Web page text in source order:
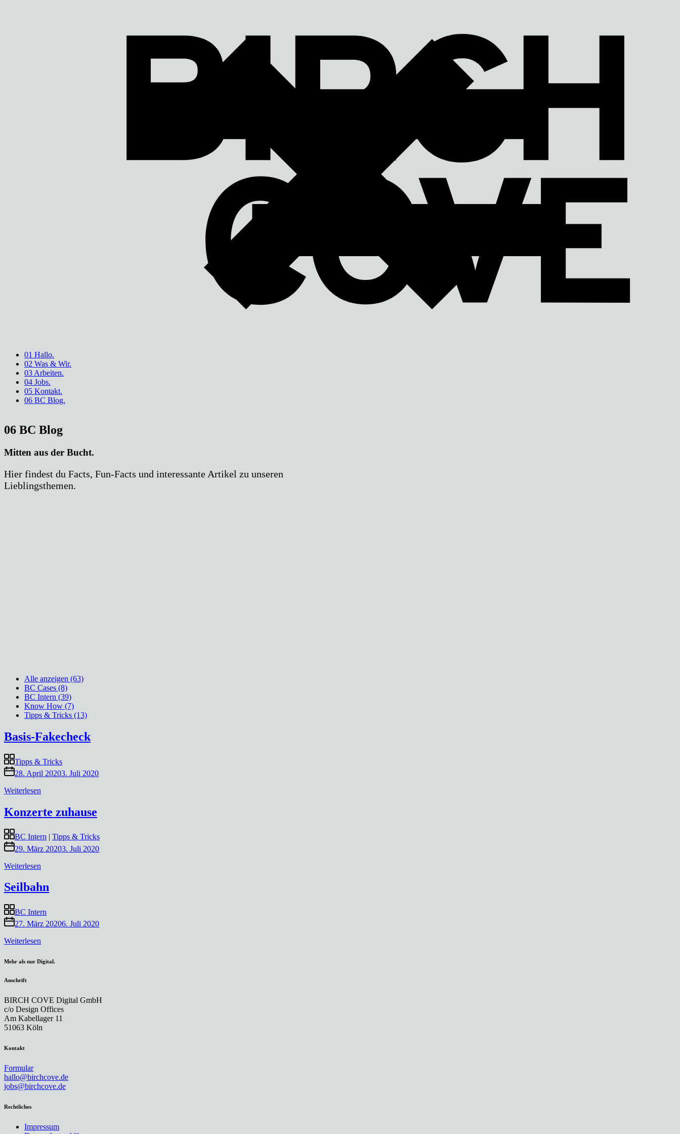
01 Hallo.
02 Was & Wir.
03 Arbeiten.
04 Jobs.
05 Kontakt.
06 BC Blog.
06 BC Blog
Mitten aus der Bucht.
Hier findest du Facts, Fun-Facts und interessante Artikel zu unseren
Lieblingsthemen.
Alle anzeigen (63)
BC Cases (8)
BC Intern (39)
Know How (7)
Tipps & Tricks (13)
Basis-Fakecheck
Tipps & Tricks
28. April 20203. Juli 2020
Weiterlesen
Konzerte zuhause
BC Intern
Tipps & Tricks
29. März 20203. Juli 2020
Weiterlesen
Seilbahn
BC Intern
27. März 20206. Juli 2020
Weiterlesen
Mehr als nur Digital.
Anschrift
BIRCH COVE Digital GmbH
c/o Design Offices
Am Kabellager 11
51063 Köln
Kontakt
Formular
hallo@birchcove.de
jobs@birchcove.de
Rechtliches
Impressum